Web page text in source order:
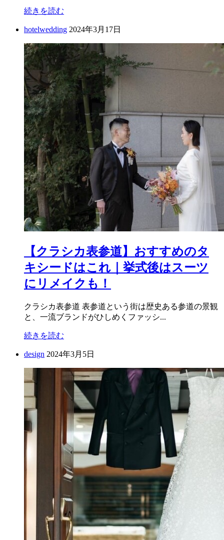
続きを読む
hotelwedding 2024年3月17日
【クラシカ表参道】おすすめのタ
キシードはこれ｜挙式後はスーツ
にリメイクも！
クラシカ表参道 表参道という街は歴史ある参道の景観
と、一流ブランドがひしめくファッシ...
続きを読む
design 2024年3月5日